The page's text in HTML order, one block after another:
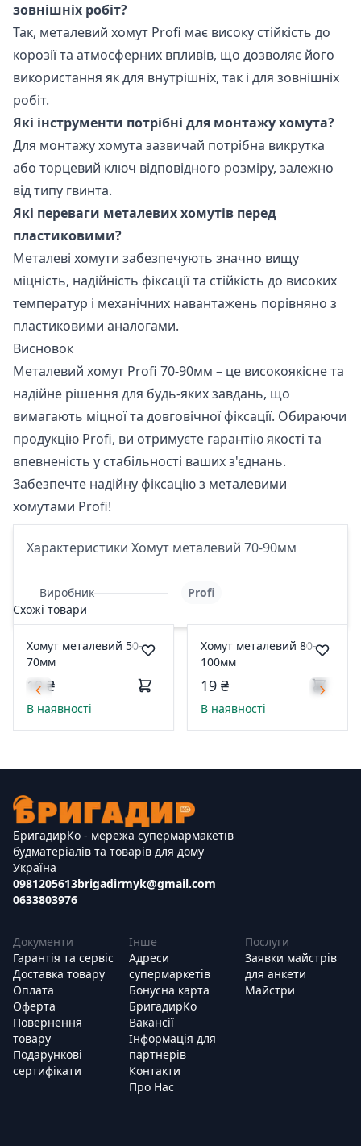
зовнішніх робіт?
Так, металевий хомут Profi має високу стійкість до
корозії та атмосферних впливів, що дозволяє його
використання як для внутрішніх, так і для зовнішніх
робіт.
Які інструменти потрібні для монтажу хомута?
Для монтажу хомута зазвичай потрібна викрутка
або торцевий ключ відповідного розміру, залежно
від типу гвинта.
Які переваги металевих хомутів перед
пластиковими?
Металеві хомути забезпечують значно вищу
міцність, надійність фіксації та стійкість до високих
температур і механічних навантажень порівняно з
пластиковими аналогами.
Висновок
Металевий хомут Profi 70-90мм – це високоякісне та
надійне рішення для будь-яких завдань, що
вимагають міцної та довговічної фіксації. Обираючи
продукцію Profi, ви отримуєте гарантію якості та
впевненість у стабільності ваших з'єднань.
Забезпечте надійну фіксацію з металевими
хомутами Profi!
Характеристики Хомут металевий 70-90мм
Виробник
Profi
Схожі товари
Хомут металевий 50-
70мм
19 ₴
В наявності
Хомут металевий 80-
100мм
19 ₴
В наявності
БригадирКо - мережа супермармакетів
будматеріалів та товарів для дому
Україна
0981205613
0633803976
brigadirmyk@gmail.com
Документи
Гарантія та сервіс
Доставка товару
Оплата
Оферта
Повернення
товару
Подарункові
сертифікати
Інше
Адреси
супермаркетів
Бонусна карта
БригадирКо
Вакансії
Інформація для
партнерів
Контакти
Про Нас
Послуги
Заявки майстрів
для анкети
Майстри